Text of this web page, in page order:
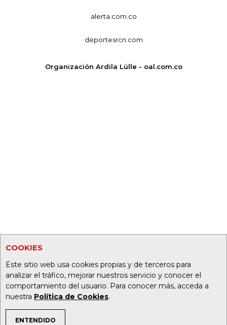
COOKIES
Este sitio web usa cookies propias y de terceros para
analizar el tráfico, mejorar nuestros servicio y conocer el
comportamiento del usuario. Para conocer más, acceda a
nuestra Política de Cookies.
ENTENDIDO
alerta.com.co
deportesrcn.com
Organización Ardila Lülle - oal.com.co